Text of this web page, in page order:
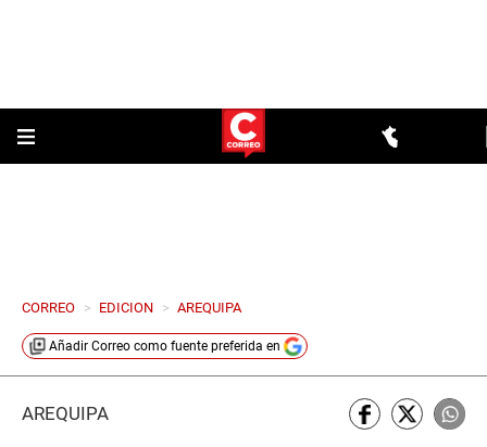
CORREO > EDICION > AREQUIPA
Añadir Correo como fuente preferida en
AREQUIPA